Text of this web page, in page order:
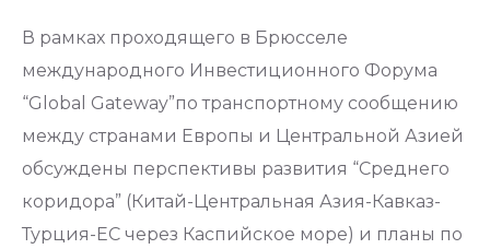
Национальное законодательство
республики Узбекистан
В рамках проходящего в Брюсселе
международного Инвестиционного Форума
“Global Gateway”по транспортному сообщению
между странами Европы и Центральной Азией
обсуждены перспективы развития “Среднего
коридора” (Китай-Центральная Азия-Кавказ-
Турция-ЕС через Каспийское море) и планы по